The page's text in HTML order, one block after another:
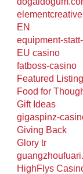
EN
equipment-
EU casino
fatboss-casino
Featured Listing
Food for
Gift Ideas
gigaspinz-
Giving Back
Glory tr
HighFlys